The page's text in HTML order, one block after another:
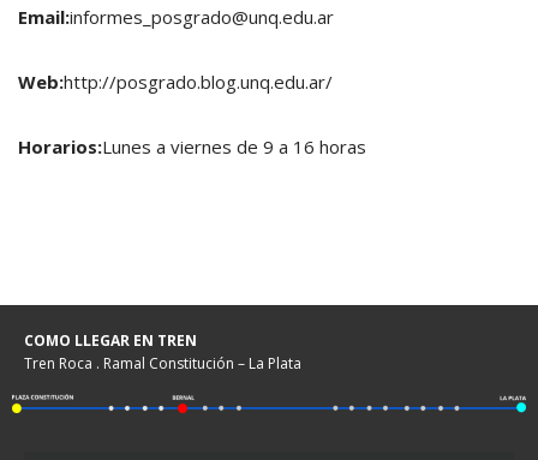
Email:informes_posgrado@unq.edu.ar
Web:http://posgrado.blog.unq.edu.ar/
Horarios:Lunes a viernes de 9 a 16 horas
COMO LLEGAR EN TREN
Tren Roca . Ramal Constitución – La Plata